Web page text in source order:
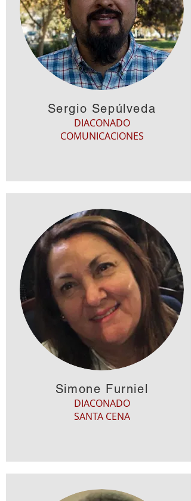
Sergio Sepúlveda
DIACONADO
COMUNICACIONES
Simone Furniel
DIACONADO
SANTA CENA